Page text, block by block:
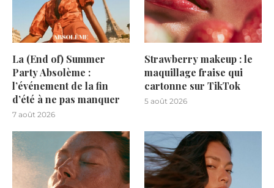
La (End of) Summer
Party Absolème :
l’événement de la fin
d’été à ne pas manquer
7 août 2026
Strawberry makeup : le
maquillage fraise qui
cartonne sur TikTok
5 août 2026